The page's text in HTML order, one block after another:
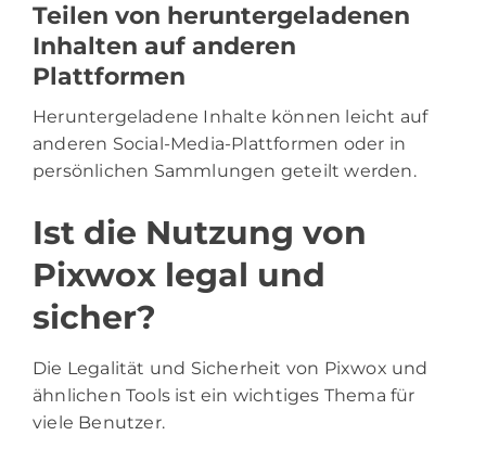
Teilen von heruntergeladenen
Inhalten auf anderen
Plattformen
Heruntergeladene Inhalte können leicht auf
anderen Social-Media-Plattformen oder in
persönlichen Sammlungen geteilt werden.
Ist die Nutzung von
Pixwox legal und
sicher?
Die Legalität und Sicherheit von Pixwox und
ähnlichen Tools ist ein wichtiges Thema für
viele Benutzer.